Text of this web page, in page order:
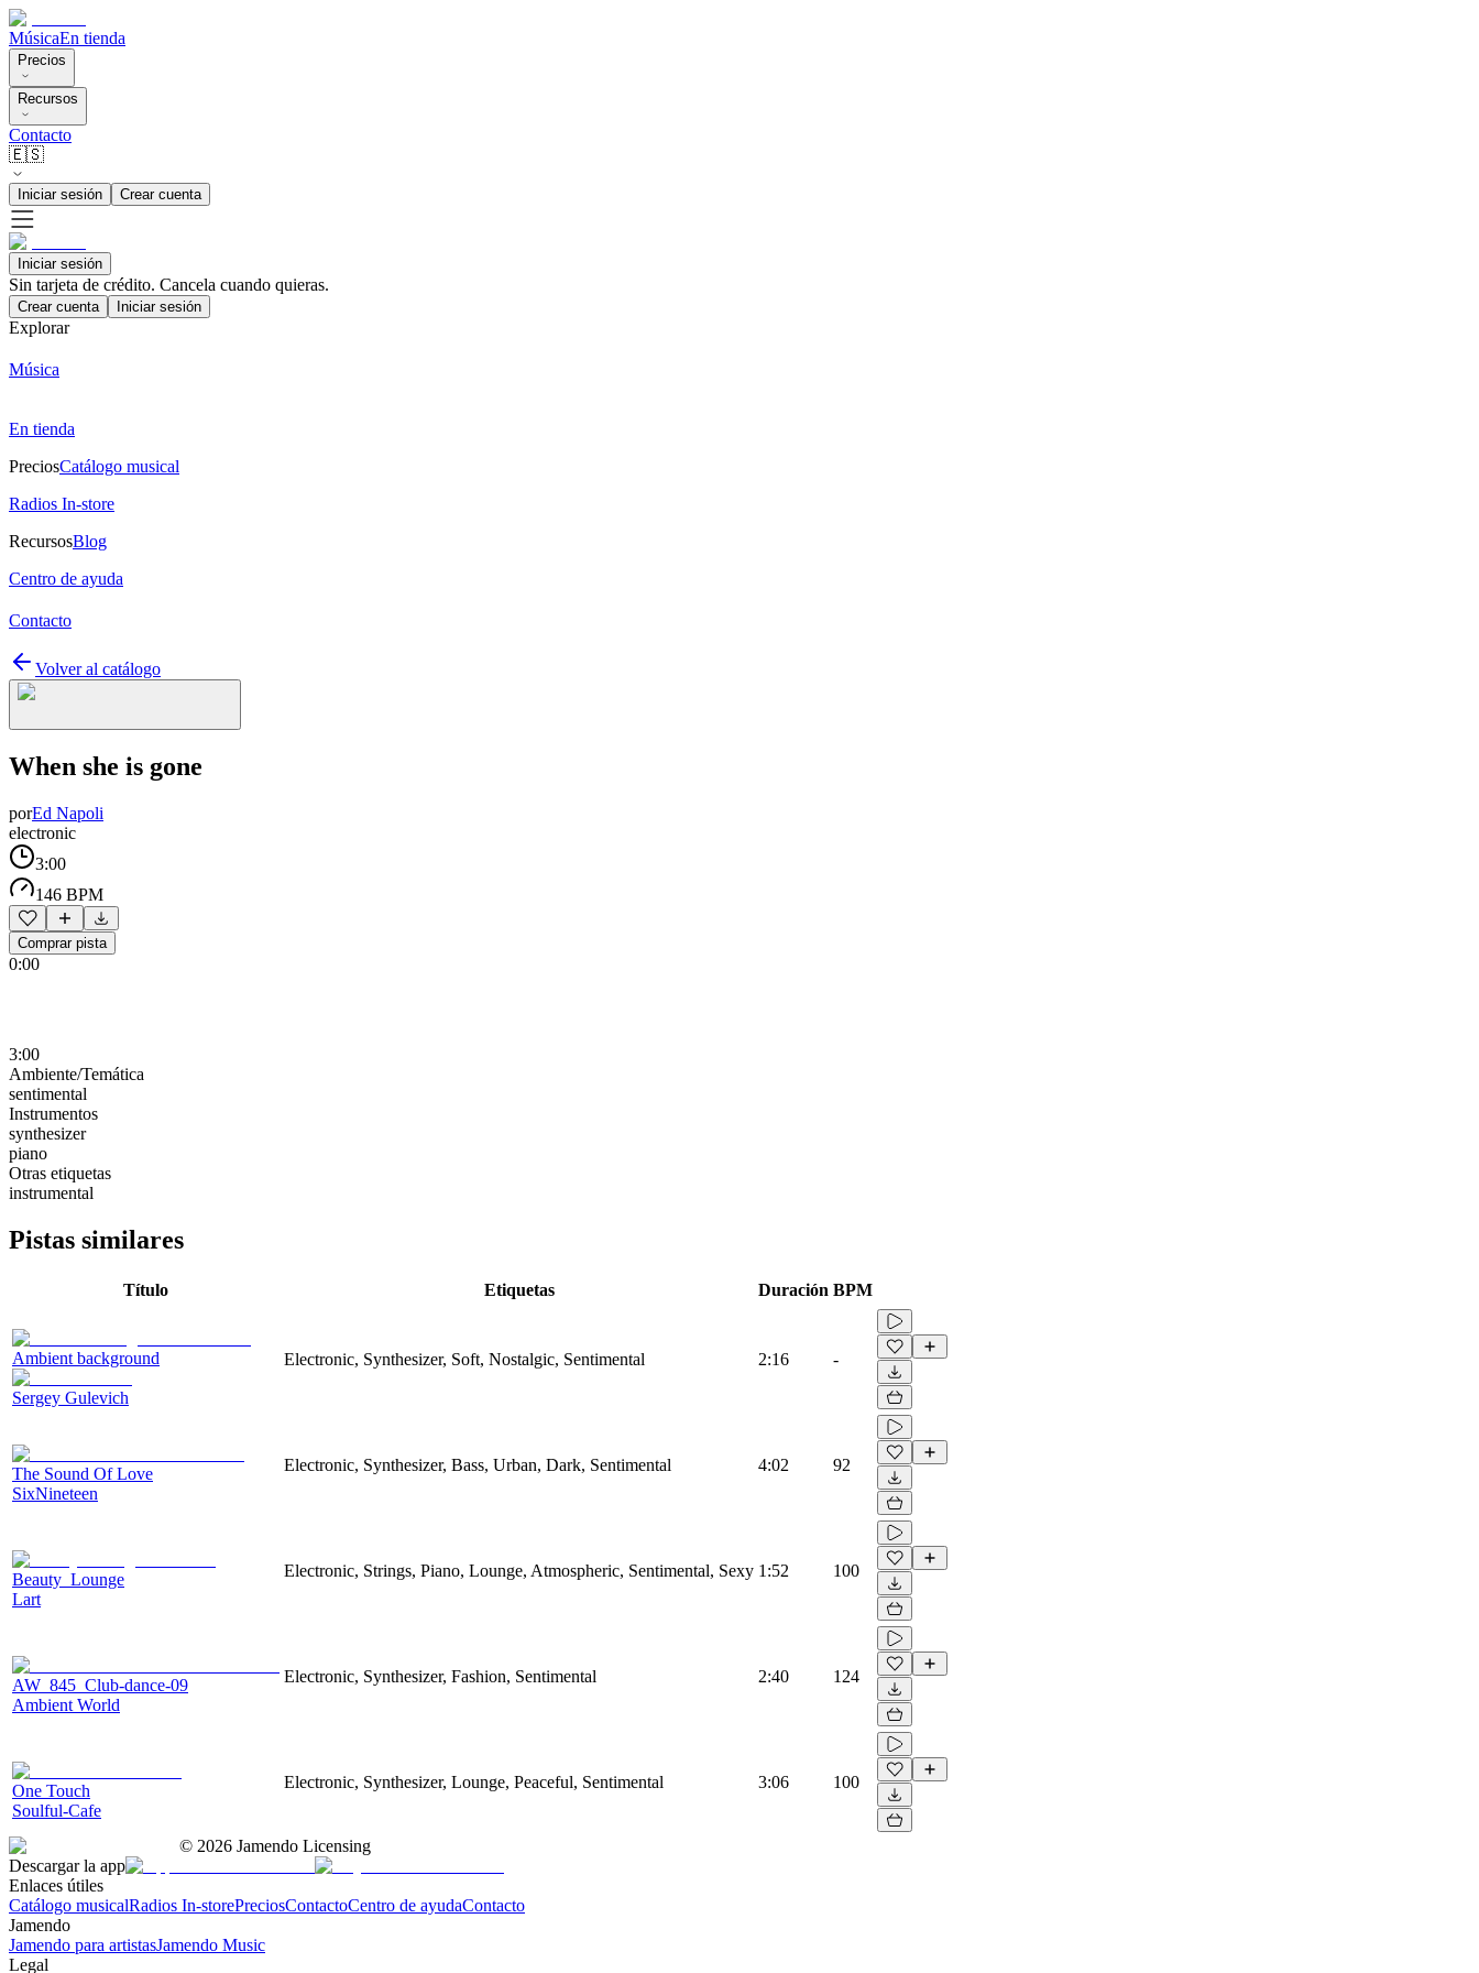
MúsicaEn tienda
Precios
Recursos
Contacto
🇪🇸
Iniciar sesión Crear cuenta
Iniciar sesión
Sin tarjeta de crédito. Cancela cuando quieras.
Crear cuenta Iniciar sesión
Explorar
Música
En tienda
PreciosCatálogo musical
Radios In-store
RecursosBlog
Centro de ayuda
Contacto
Volver al catálogo
When she is gone
porEd Napoli
electronic
3:00
146 BPM
Comprar pista
0:00
3:00
Ambiente/Temática
sentimental
Instrumentos
synthesizer
piano
Otras etiquetas
instrumental
Pistas similares
Título Etiquetas Duración BPM
Ambient background
Sergey Gulevich
Electronic, Synthesizer, Soft, Nostalgic, Sentimental 2:16 -
The Sound Of Love
SixNineteen
Electronic, Synthesizer, Bass, Urban, Dark, Sentimental 4:02 92
Beauty_Lounge
Lart
Electronic, Strings, Piano, Lounge, Atmospheric, Sentimental, Sexy 1:52 100
AW_845_Club-dance-09
Ambient World
Electronic, Synthesizer, Fashion, Sentimental 2:40 124
One Touch
Soulful-Cafe
Electronic, Synthesizer, Lounge, Peaceful, Sentimental 3:06 100
© 2026 Jamendo Licensing
Descargar la app
Enlaces útiles
Catálogo musicalRadios In-storePreciosContactoCentro de ayudaContacto
Jamendo
Jamendo para artistasJamendo Music
Legal